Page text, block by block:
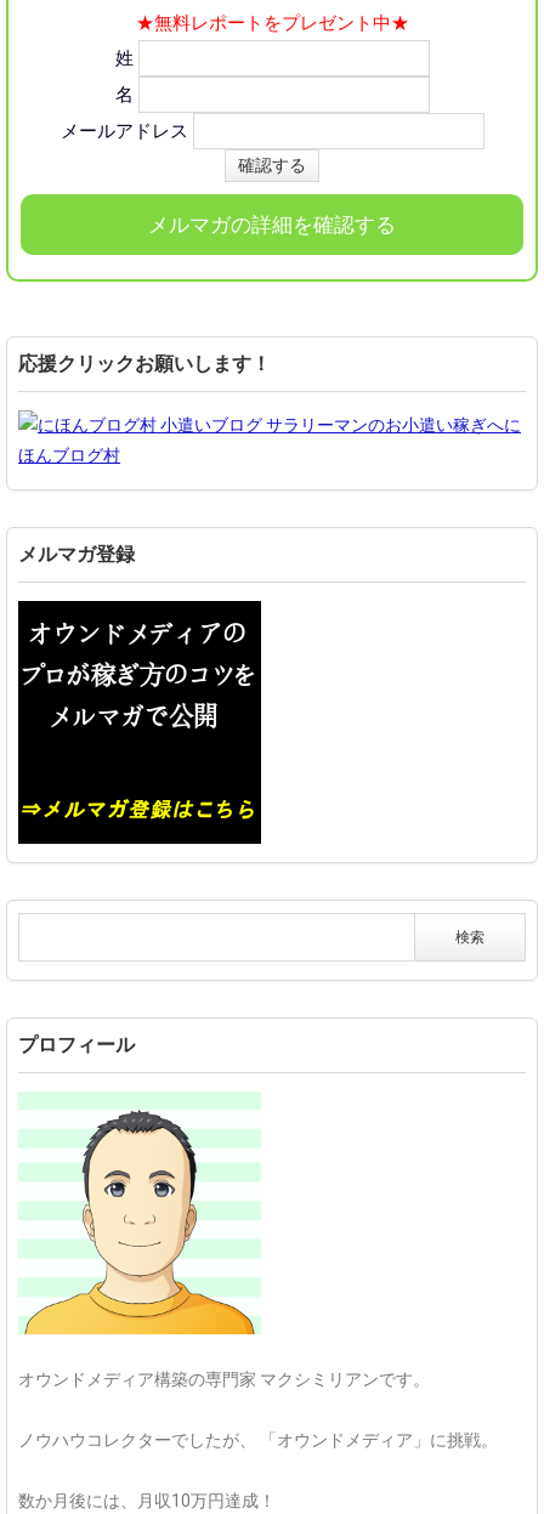
★無料レポートをプレゼント中★
姓
名
メールアドレス
メルマガの詳細を確認する
応援クリックお願いします！
に
ほんブログ村
メルマガ登録
プロフィール
オウンドメディア構築の専門家 マクシミリアンです。
ノウハウコレクターでしたが、 「オウンドメディア」に挑戦。
数か月後には、月収10万円達成！